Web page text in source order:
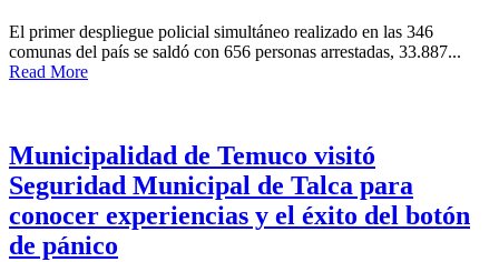
El primer despliegue policial simultáneo realizado en las 346
comunas del país se saldó con 656 personas arrestadas, 33.887...
Read More
Municipalidad de Temuco visitó
Seguridad Municipal de Talca para
conocer experiencias y el éxito del botón
de pánico